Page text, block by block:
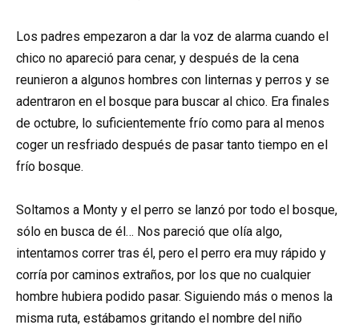
Los padres empezaron a dar la voz de alarma cuando el
chico no apareció para cenar, y después de la cena
reunieron a algunos hombres con linternas y perros y se
adentraron en el bosque para buscar al chico. Era finales
de octubre, lo suficientemente frío como para al menos
coger un resfriado después de pasar tanto tiempo en el
frío bosque.
Soltamos a Monty y el perro se lanzó por todo el bosque,
sólo en busca de él… Nos pareció que olía algo,
intentamos correr tras él, pero el perro era muy rápido y
corría por caminos extraños, por los que no cualquier
hombre hubiera podido pasar. Siguiendo más o menos la
misma ruta, estábamos gritando el nombre del niño